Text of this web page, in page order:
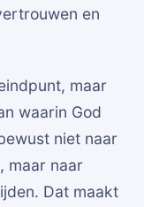
en
maar
waarin God
niet naar
maar naar
Dat maakt